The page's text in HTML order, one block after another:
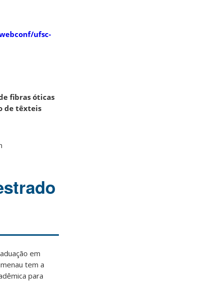
ufsc-
fibras óticas
de têxteis
em
tem a
para